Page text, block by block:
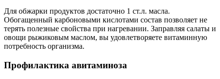
Для обжарки продуктов достаточно 1 ст.л. масла.
Обогащенный карбоновыми кислотами состав позволяет не
терять полезные свойства при нагревании. Заправляя салаты и
овощи рыжиковым маслом, вы удовлетворяете витаминную
потребность организма.
Профилактика авитаминоза